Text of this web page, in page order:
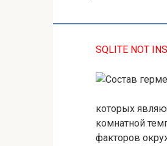
SQLITE NOT
которых
комнатной
факторов